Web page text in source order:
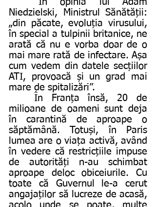
Niedzielski, Ministrul Sănătății:
„din păcate, evoluția virusului,
în special a tulpinii britanice, ne
arată că nu e vorba doar de o
mai mare rată de infectare. Așa
cum vedem din datele secțiilor
ATI, provoacă și un grad mai
mare de spitalizări”.
milioane de oameni sunt deja
în carantină de aproape o
săptămână. Totuși, în Paris
lumea are o viața activă, având
în vedere că restricțiile impuse
de autorități n-au schimbat
aproape deloc obiceiurile. Cu
toate că Guvernul le-a cerut
angajaților să lucreze de acasă,
acolo unde se poate, multe